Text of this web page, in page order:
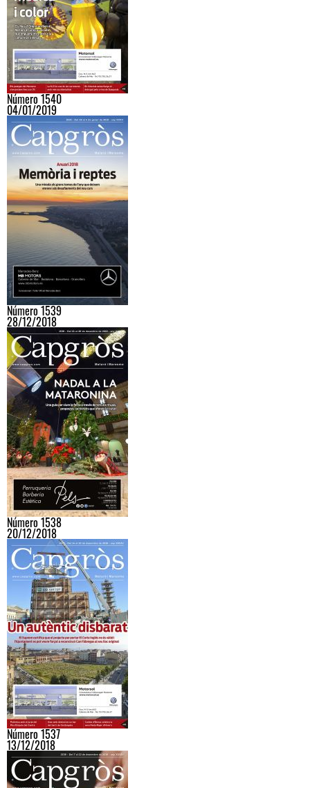
Número 1540
04/01/2019
Número 1539
28/12/2018
Número 1538
20/12/2018
Número 1537
13/12/2018